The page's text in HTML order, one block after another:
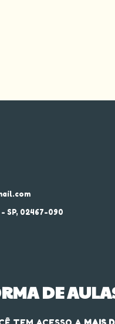
SP, 02467-090
DE